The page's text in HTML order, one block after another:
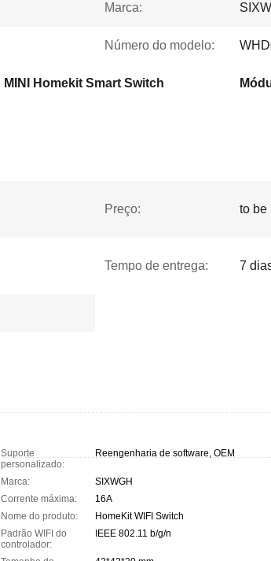
Marca:
Número do modelo:
MINI Homekit Smart Switch
Preço: to be
Tempo de entrega: 7
Suporte
personalizado:
Reengenharia de software, OEM
Marca:
SIXWGH
Corrente máxima:
16A
Nome do produto:
HomeKit WIFI Switch
Padrão WIFI do
controlador:
IEEE 802.11 b/g/n